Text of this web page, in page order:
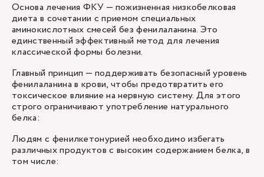
Основа лечения ФКУ — пожизненная низкобелковая
диета в сочетании с приемом специальных
аминокислотных смесей без фенилаланина. Это
единственный эффективный метод для лечения
классической формы болезни.
Главный принцип — поддерживать безопасный уровень
фенилаланина в крови, чтобы предотвратить его
токсическое влияние на нервную систему. Для этого
строго ограничивают употребление натурального
белка:
Людям с фенилкетонурией необходимо избегать
различных продуктов с высоким содержанием белка, в
том числе: